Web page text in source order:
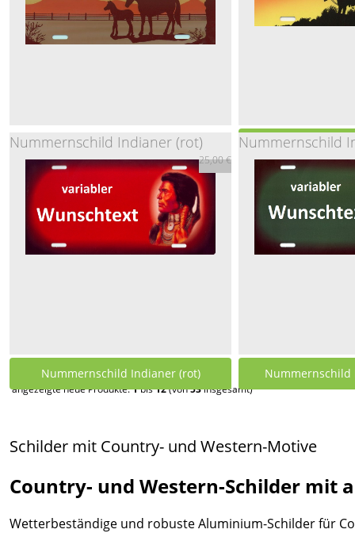
25,00 €
Nummernschild Farm mit Koppel
30cm x 15cm
Nummernschild
Nummernschild Indianer (rot)
25,00 €
Nummernschild Indianer (rot)
Nummernschild
Nummernschild
angezeigte neue Produkte:1bis12(von53insgesamt)
Schilder mit Country- und Western-Motive
Country- und Western-Schilder mit
Wetterbeständige und robuste Aluminium-Schilder für